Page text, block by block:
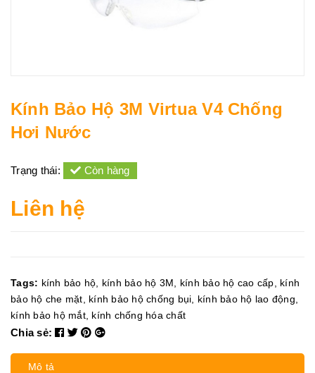
Kính Bảo Hộ 3M Virtua V4 Chống
Hơi Nước
Trạng thái: Còn hàng
Liên hệ
Tags: kính bảo hộ kính bảo hộ 3M kính bảo hộ cao cấp
kính
bảo hộ che mặt
kính bảo hộ chống bụi kính bảo hộ lao động
kính bảo hộ mắt, kính chống hóa chất
Chia sẻ:
Mô tả